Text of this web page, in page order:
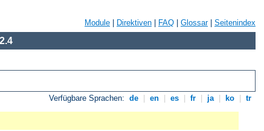
Module Direktiven FAQ Glossar| Seitenindex
Verfügbare Sprachen: de en es fr ja ko tr